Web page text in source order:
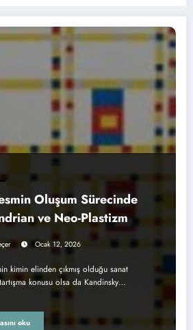
Oluşum Sürecinde
ve Neo-Plastizm
Ocak 12, 2026
kimin elinden çıkmış olduğu sanat
konusu olsa da Kandinsky…
oku